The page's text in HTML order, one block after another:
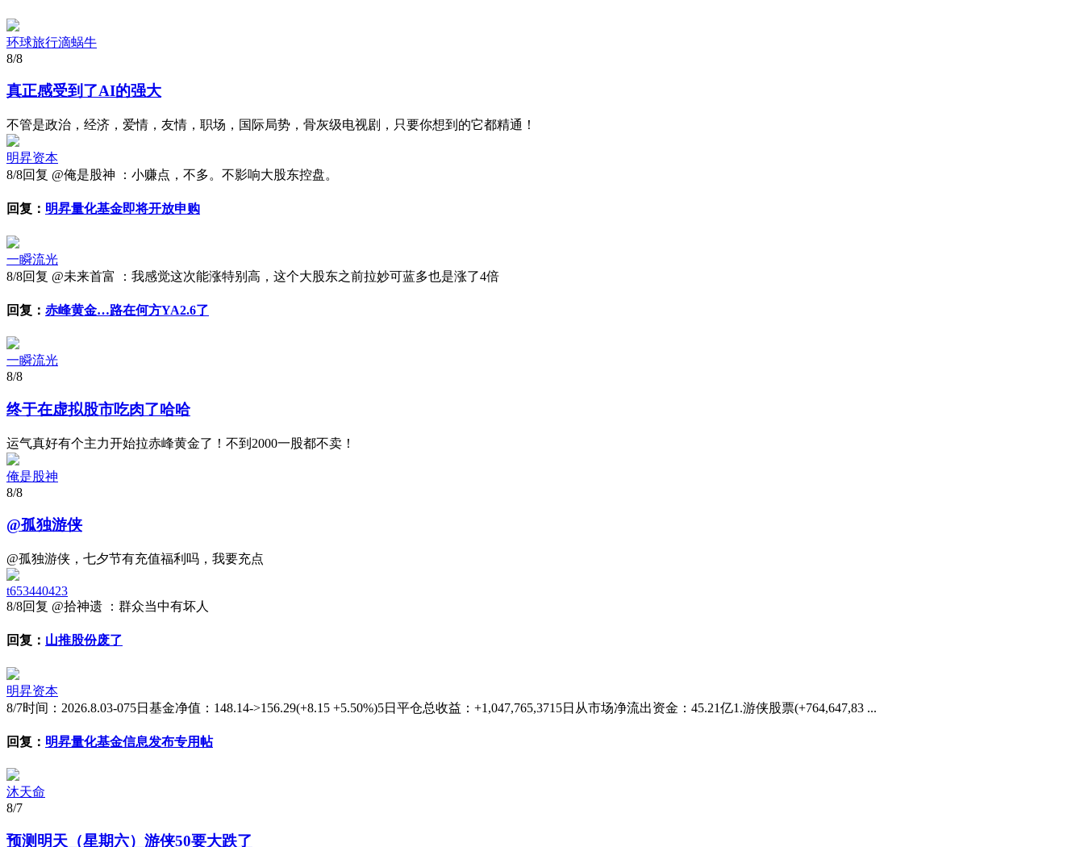
环球旅行滴蜗牛
8/8
真正感受到了AI的强大
不管是政治，经济，爱情，友情，职场，国际局势，骨灰级电视剧，只要你想到的它都精通！
明昇资本
8/8回复 @俺是股神 ：小赚点，不多。不影响大股东控盘。
回复： 明昇量化基金即将开放申购
一瞬流光
8/8回复 @未来首富 ：我感觉这次能涨特别高，这个大股东之前拉妙可蓝多也是涨了4倍
回复： 赤峰黄金…路在何方YA2.6了
一瞬流光
8/8
终于在虚拟股市吃肉了哈哈
运气真好有个主力开始拉赤峰黄金了！不到2000一股都不卖！
俺是股神
8/8
@孤独游侠
@孤独游侠，七夕节有充值福利吗，我要充点
t653440423
8/8回复 @拾神遗 ：群众当中有坏人
回复： 山推股份废了
明昇资本
8/7时间：2026.8.03-075日基金净值：148.14->156.29(+8.15 +5.50%)5日平仓总收益：+1,047,765,3715日从市场净流出资金：45.21亿1.游侠股票(+764,647,83 ...
回复： 明昇量化基金信息发布专用帖
沐天命
8/7
预测明天（星期六）游侠50要大跌了